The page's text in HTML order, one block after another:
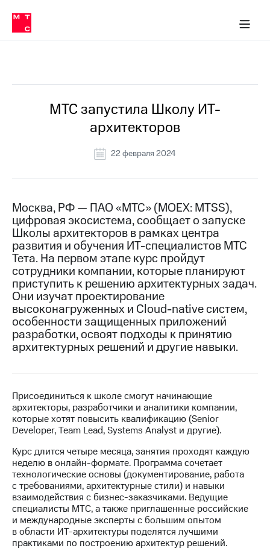
Медиа-центр
и акционерам
Устойчивое развитие
Комплаенс и деловая этика
компании
Карьера
История
компании
Руководство
Контакты
Медиа-центр
Пресс-
релизы
МТС
о технологиях
Достижения
Интервью
Контакты
Новости
в
регионе
и акционерам
Корпоративное
управление
Корпоративный
секретарь
Раскрытие
в МТС
Пресс-
релизы
о технологиях
МТС запустила Школу ИТ-
архитекторов
22 февраля 2024
Москва, РФ — ПАО «МТС» (MOEX: MTSS),
цифровая экосистема, сообщает о запуске
Школы архитекторов в рамках центра
развития и обучения ИТ-специалистов МТС
Тета. На первом этапе курс пройдут
сотрудники компании, которые планируют
приступить к решению архитектурных задач.
Они изучат проектирование
высоконагруженных и Cloud-native систем,
особенности защищенных приложений
разработки, освоят подходы к принятию
архитектурных решений и другие навыки.
Присоединиться к школе смогут начинающие
архитекторы, разработчики и аналитики компании,
которые хотят повысить квалификацию (Senior
Developer, Team Lead, Systems Analyst и другие).
Курс длится четыре месяца, занятия проходят каждую
неделю в онлайн-формате. Программа сочетает
технологические основы (документирование, работа
с требованиями, архитектурные стили) и навыки
взаимодействия с бизнес-заказчиками. Ведущие
специалисты МТС, а также приглашенные российские
и международные эксперты с большим опытом
в области ИТ-архитектуры поделятся лучшими
практиками по построению архитектур решений.